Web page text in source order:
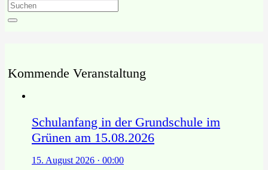
Kommende Veranstaltung
Schulanfang in der Grundschule im
Grünen am 15.08.2026
15. August 2026 · 00:00